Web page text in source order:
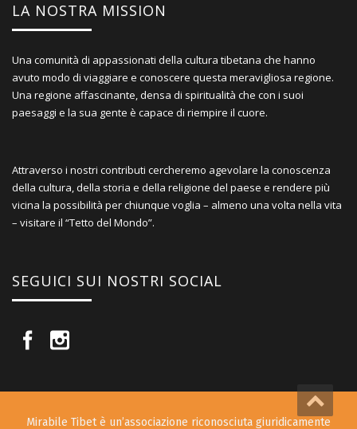
LA NOSTRA MISSION
Una comunità di appassionati della cultura tibetana che hanno
avuto modo di viaggiare e conoscere questa meravigliosa regione.
Una regione affascinante, densa di spiritualità che con i suoi
paesaggi e la sua gente è capace di riempire il cuore.
Attraverso i nostri contributi cercheremo agevolare la conoscenza
della cultura, della storia e della religione del paese e rendere più
vicina la possibilità per chiunque voglia – almeno una volta nella vita
– visitare il “Tetto del Mondo”.
SEGUICI SUI NOSTRI SOCIAL
Mirabile Tibet è un’associazione riconosciuta giuridicamente